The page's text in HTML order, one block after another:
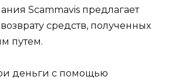
Scammavis предлагает
средств, полученных
путем.
деньги с помощью